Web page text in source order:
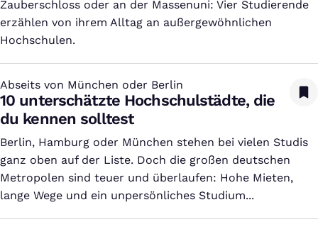
Zauberschloss oder an der Massenuni: Vier Studierende
erzählen von ihrem Alltag an außergewöhnlichen
Hochschulen.
Abseits von München oder Berlin
:
10 unterschätzte Hochschulstädte, die
du kennen solltest
Berlin, Hamburg oder München stehen bei vielen Studis
ganz oben auf der Liste. Doch die großen deutschen
Metropolen sind teuer und überlaufen: Hohe Mieten,
lange Wege und ein unpersönliches Studium...